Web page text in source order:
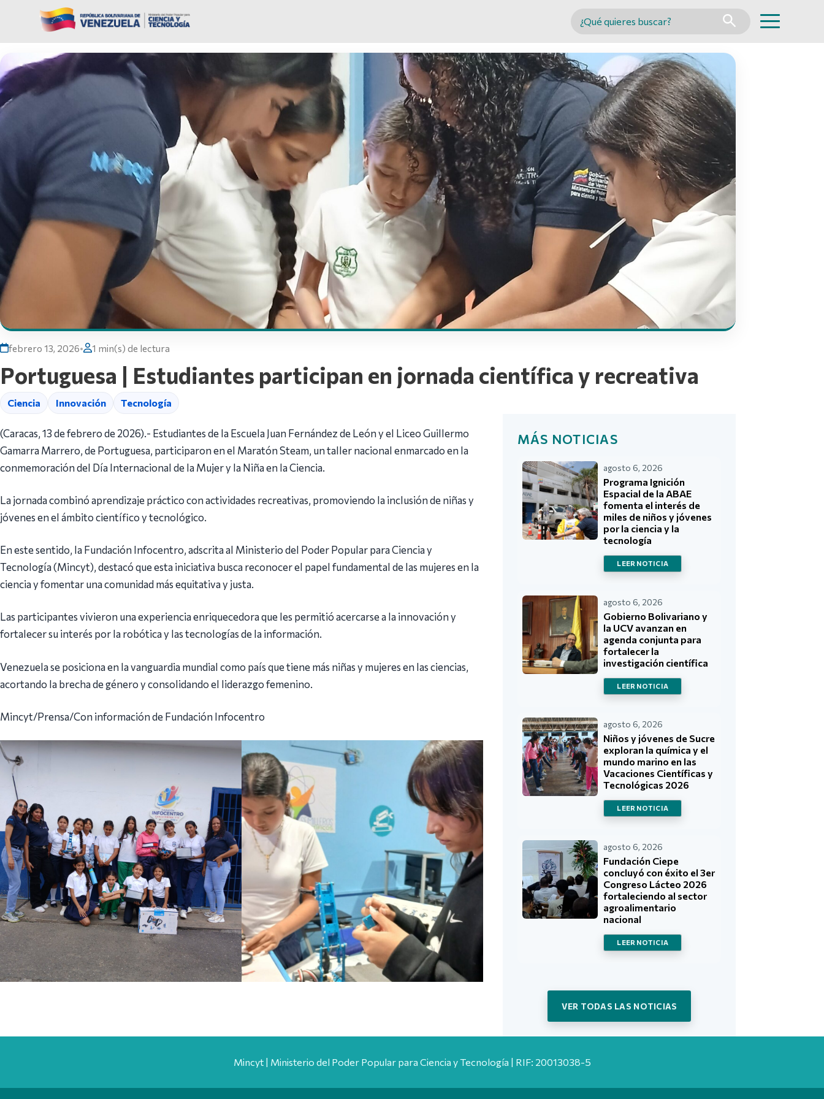
Buscar en MINCYT
febrero 13, 2026• 1 min(s) de lectura
Portuguesa | Estudiantes participan en jornada científica y recreativa
Ciencia Innovación Tecnología
(Caracas, 13 de febrero de 2026).- Estudiantes de la Escuela Juan Fernández de León y el Liceo Guillermo
Gamarra Marrero, de Portuguesa, participaron en el Maratón Steam, un taller nacional enmarcado en la
conmemoración del Día Internacional de la Mujer y la Niña en la Ciencia.
La jornada combinó aprendizaje práctico con actividades recreativas, promoviendo la inclusión de niñas y
jóvenes en el ámbito científico y tecnológico.
En este sentido, la Fundación Infocentro, adscrita al Ministerio del Poder Popular para Ciencia y
Tecnología (Mincyt), destacó que esta iniciativa busca reconocer el papel fundamental de las mujeres en la
ciencia y fomentar una comunidad más equitativa y justa.
Las participantes vivieron una experiencia enriquecedora que les permitió acercarse a la innovación y
fortalecer su interés por la robótica y las tecnologías de la información.
Venezuela se posiciona en la vanguardia mundial como país que tiene más niñas y mujeres en las ciencias,
acortando la brecha de género y consolidando el liderazgo femenino.
Mincyt/Prensa/Con información de Fundación Infocentro
MÁS NOTICIAS
agosto 6, 2026
Programa Ignición
Espacial de la ABAE
fomenta el interés de
miles de niños y jóvenes
por la ciencia y la
tecnología
LEER NOTICIA
agosto 6, 2026
Gobierno Bolivariano y
la UCV avanzan en
agenda conjunta para
fortalecer la
investigación científica
LEER NOTICIA
agosto 6, 2026
Niños y jóvenes de Sucre
exploran la química y el
mundo marino en las
Vacaciones Científicas y
Tecnológicas 2026
LEER NOTICIA
agosto 6, 2026
Fundación Ciepe
concluyó con éxito el 3er
Congreso Lácteo 2026
fortaleciendo al sector
agroalimentario
nacional
LEER NOTICIA
VER TODAS LAS NOTICIAS
Mincyt | Ministerio del Poder Popular para Ciencia y Tecnología | RIF: 20013038-5